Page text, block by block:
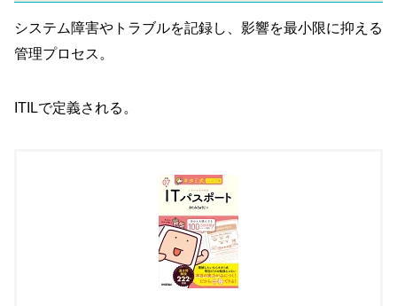
システム障害やトラブルを記録し、影響を最小限に抑える
管理プロセス。
ITILで定義される。